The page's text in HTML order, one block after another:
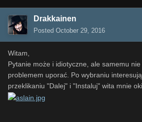
Drakkainen
Posted October 29, 2016
Witam,
Pytanie może i idiotyczne, ale samemu
problemem uporać. Po wybraniu
przeklikaniu "Dalej" i "Instaluj" wita mnie